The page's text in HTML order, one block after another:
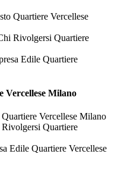
Quartiere Vercellese
Rivolgersi Quartiere
Edile Quartiere
Vercellese Milano
Vercellese Milano
Quartiere
Edile Quartiere Vercellese